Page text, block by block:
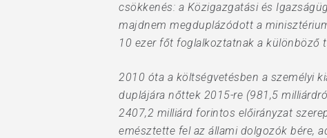
csökkenés: a Közigazgatási és
majdnem megduplázódott a
10 ezer főt foglalkoztatnak a különböző
2010 óta a költségvetésben a személyi
duplájára nőttek 2015-re (981,5
2407,2 milliárd forintos előirányzat
emésztette fel az állami dolgozók bére,